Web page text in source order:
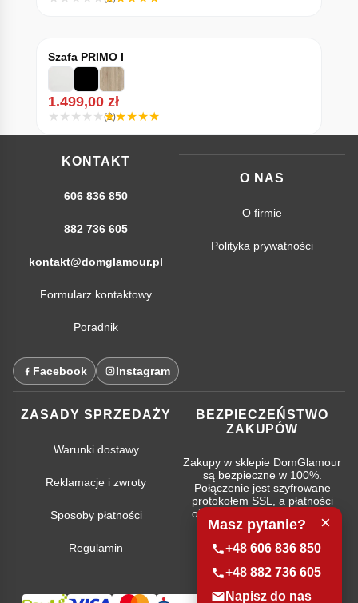
Szafa PRIMO I
1.499,00 zł
(2)
KONTAKT
606 836 850
882 736 605
kontakt@domglamour.pl
Formularz kontaktowy
Poradnik
Facebook Instagram
O NAS
O firmie
Polityka prywatności
ZASADY SPRZEDAŻY
Warunki dostawy
Reklamacje i zwroty
Sposoby płatności
Regulamin
BEZPIECZEŃSTWO
ZAKUPÓW
Zakupy w sklepie DomGlamour
są bezpieczne w 100%.
Połączenie jest szyfrowane
protokołem SSL, a płatności
obsługują najpopularniejsze
systemy bankowe.
×
Masz pytanie?
+48 606 836 850
+48 882 736 605
Napisz do nas